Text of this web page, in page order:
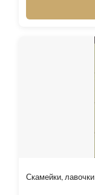
Скамейки, лавочки